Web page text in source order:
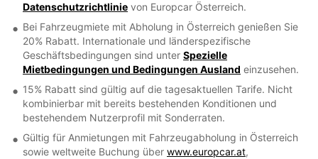
Datenschutzrichtlinie von Europcar Österreich.
Bei Fahrzeugmiete mit Abholung in Österreich genießen Sie
20% Rabatt. Internationale und länderspezifische
Geschäftsbedingungen sind unter Spezielle
Mietbedingungen und Bedingungen Ausland einzusehen.
15% Rabatt sind gültig auf die tagesaktuellen Tarife. Nicht
kombinierbar mit bereits bestehenden Konditionen und
bestehendem Nutzerprofil mit Sonderraten.
Gültig für Anmietungen mit Fahrzeugabholung in Österreich
sowie weltweite Buchung über www.europcar.at,